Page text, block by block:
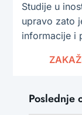
Studije u
upravo zato
informacije i
Poslednje